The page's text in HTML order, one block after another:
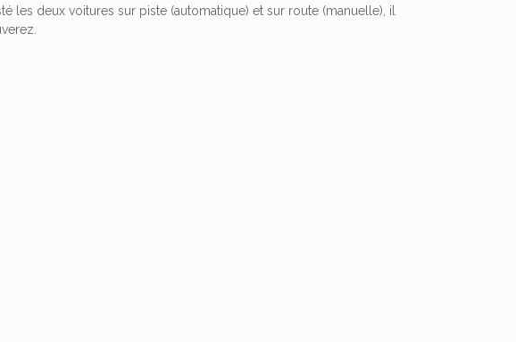
les deux voitures sur piste (automatique) et sur route (manuelle), il